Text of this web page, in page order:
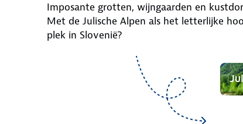
Imposante grotten, wijngaarden en
Met de Julische Alpen als het letterlijke
plek in Slovenië?